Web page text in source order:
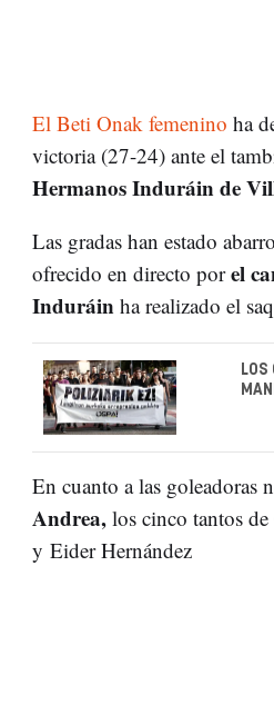
El Beti Onak femenino ha
victoria (27-24) ante el
Hermanos Induráin de
Las gradas han estado
ofrecido en directo porel
Induráin ha realizado el
En cuanto a las goleadoras
Andrea,los cinco tantos de
y Eider Hernández